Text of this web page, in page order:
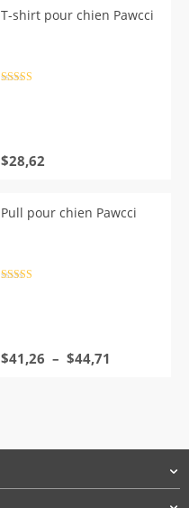
$32,07
T-shirt pour chien Pawcci
$28,62
Pull pour chien Pawcci
$41,26 – $44,71